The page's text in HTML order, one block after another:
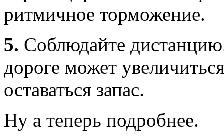
ритмичное торможение.
5. Соблюдайте
дороге может
оставаться запас.
Ну а теперь подробнее.